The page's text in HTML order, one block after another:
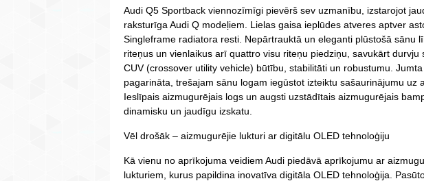
Audi Q5 Sportback viennozīmīgi pievērš sev uzmanību, izstarojot
raksturīga Audi Q modeļiem. Lielas gaisa ieplūdes atveres aptver
Singleframe radiatora resti. Nepārtrauktā un eleganti plūstošā sānu
riteņus un vienlaikus arī quattro visu riteņu piedziņu, savukārt durvju
CUV (crossover utility vehicle) būtību, stabilitāti un robustumu.
pagarināta, trešajam sānu logam iegūstot izteiktu sašaurinājumu uz
Ieslīpais aizmugurējais logs un augsti uzstādītais aizmugurējais
dinamisku un jaudīgu izskatu.
Vēl drošāk – aizmugurējie lukturi ar digitālu OLED tehnoloģiju
Kā vienu no aprīkojuma veidiem Audi piedāvā aprīkojumu ar
lukturiem, kurus papildina inovatīva digitāla OLED tehnoloģija.